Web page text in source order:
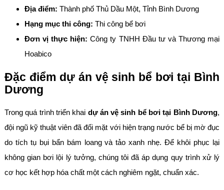
Địa điểm: Thành phố Thủ Dầu Một, Tỉnh Bình Dương
Hạng mục thi công: Thi công bể bơi
Đơn vị thực hiện: Công ty TNHH Đầu tư và Thương mại
Hoabico
Đặc điểm dự án vệ sinh bể bơi tại Bình
Dương
Trong quá trình triển khai dự án vệ sinh bể bơi tại Bình Dương,
đội ngũ kỹ thuật viên đã đối mặt với hiện trạng nước bể bị mờ đục
do tích tụ bụi bẩn bám loang và tảo xanh nhẹ. Để khôi phục lại
không gian bơi lội lý tưởng, chúng tôi đã áp dụng quy trình xử lý
cơ học kết hợp hóa chất một cách nghiêm ngặt, chuẩn xác.